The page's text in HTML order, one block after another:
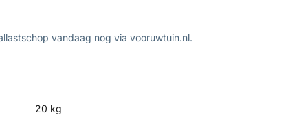
vandaag nog via vooruwtuin.nl.
20 kg